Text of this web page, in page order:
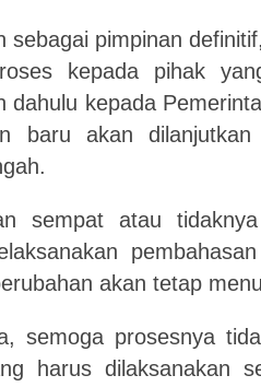
sebagai pimpinan
kepada pihak
dahulu kepada
baru akan dilanjutkan
sempat atau
akan tetap
semoga prosesnya
harus dilaksanakan